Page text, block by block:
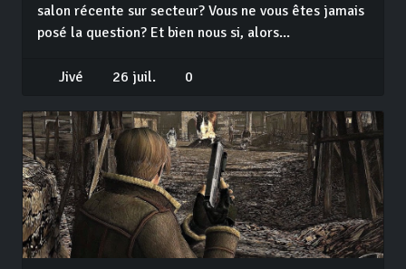
salon récente sur secteur? Vous ne vous êtes jamais
posé la question? Et bien nous si, alors...
Jivé 26 juil. 0